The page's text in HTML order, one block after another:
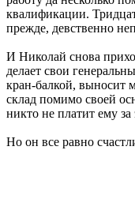
квалификации.
прежде, девственно
И Николай снова
делает свои
кран-балкой, выносит
склад помимо своей
никто не платит ему
Но он все равно